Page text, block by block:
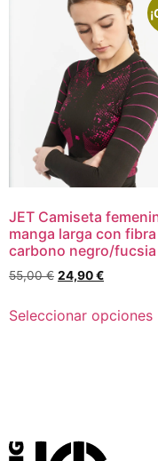
JET Camiseta
manga larga con
carbono negro/fucsia
55,00€ 24,90€
Seleccionar opciones